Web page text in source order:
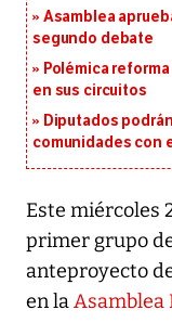
Asamblea
segundo debate
Polémica
en sus circuitos
Diputados
comunidades con
Este miércoles
primer grupo
anteproyecto
en laAsamblea